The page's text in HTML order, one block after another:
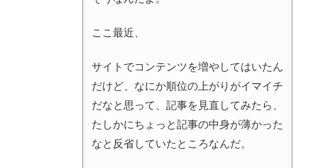
ここ最近、
サイトでコンテンツを増やしてはいたん
だけど、なにか順位の上がりがイマイチ
だなと思って、記事を見直してみたら、
たしかにちょっと記事の中身が薄かった
なと反省していたところなんだ。